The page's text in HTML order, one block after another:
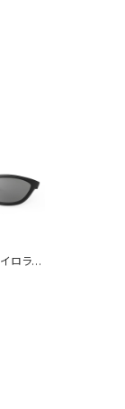
ロラク